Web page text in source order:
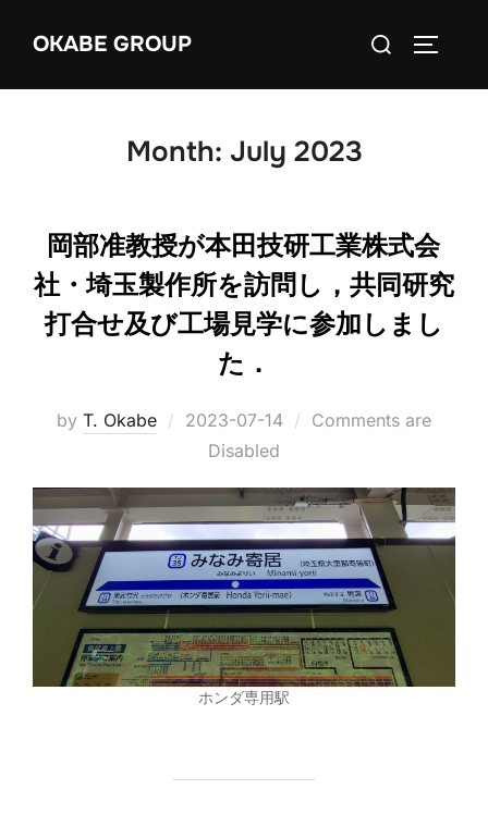
OKABE GROUP
Search
Month: July 2023
岡部准教授が本田技研工業株式会
社・埼玉製作所を訪問し，共同研究
打合せ及び工場見学に参加しまし
た．
by T. Okabe
Posted
2023-07-14
Comments are
Disabled
ホンダ専用駅